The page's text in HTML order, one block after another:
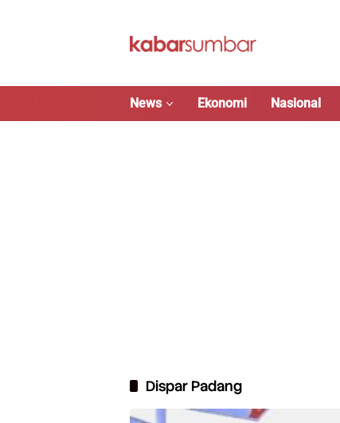
News Ekonomi Nasional
Dispar Padang